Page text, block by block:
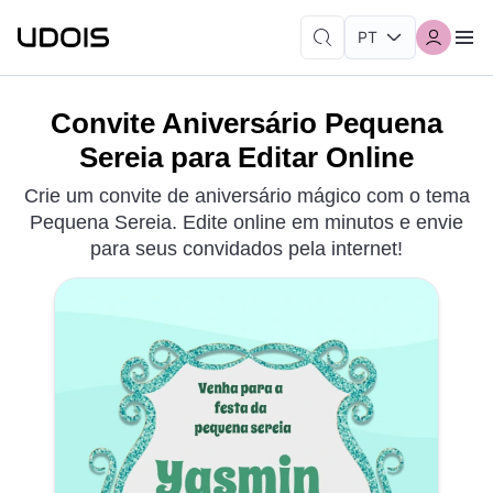
Convite Aniversário Pequena
Sereia para Editar Online
Crie um convite de aniversário mágico com o tema
Pequena Sereia. Edite online em minutos e envie
para seus convidados pela internet!